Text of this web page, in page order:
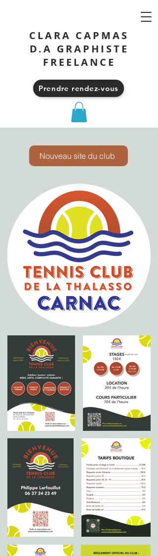
Prendre rendez-vous
CLARA CAPMAS
D.A GRAPHISTE
FREELANCE
Nouveau site du club